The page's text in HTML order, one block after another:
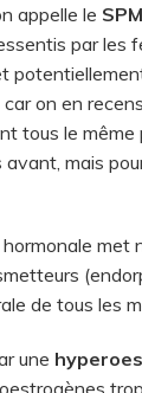
appelle le
par
on en
tous le
mais
met
de tous les
une